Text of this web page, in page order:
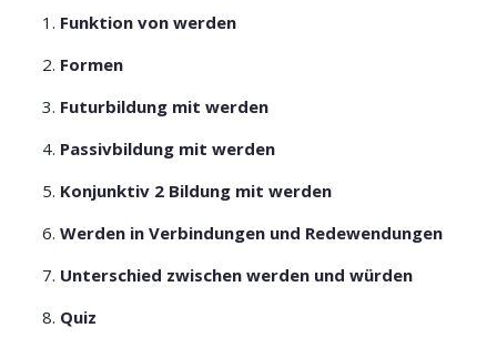
Funktion von werden
Formen
Futurbildung mit werden
Passivbildung mit werden
Konjunktiv 2 Bildung mit werden
Werden in Verbindungen und Redewendungen
Unterschied zwischen werden und würden
Quiz